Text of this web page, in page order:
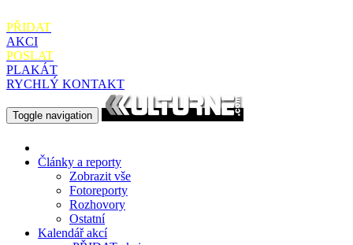
PŘIDAT
AKCI
POSLAT
PLAKÁT
RYCHLÝ KONTAKT
Toggle navigation
Články a reporty
Zobrazit vše
Fotoreporty
Rozhovory
Ostatní
Kalendář akcí